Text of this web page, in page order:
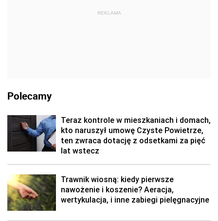
REKLAMA
Polecamy
Teraz kontrole w mieszkaniach i domach,
kto naruszył umowę Czyste Powietrze,
ten zwraca dotację z odsetkami za pięć
lat wstecz
Trawnik wiosną: kiedy pierwsze
nawożenie i koszenie? Aeracja,
wertykulacja, i inne zabiegi pielęgnacyjne